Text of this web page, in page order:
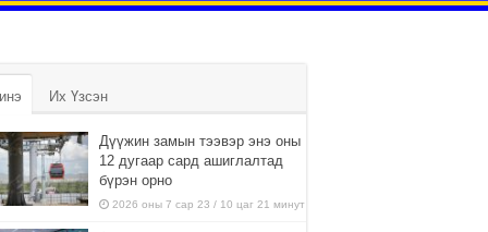
Их Үзсэн
Дүүжин замын тээвэр энэ оны
12 дугаар сард ашиглалтад
бүрэн орно
2026 оны 7 сар 23 / 10 цаг 21 минут